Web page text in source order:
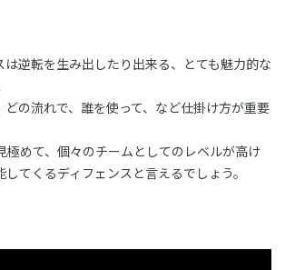
は逆転を生み出したり出来る、とても魅力的な
どの流れで、誰を使って、など仕掛け方が重要
極めて、個々のチームとしてのレベルが高け
てくるディフェンスと言えるでしょう。